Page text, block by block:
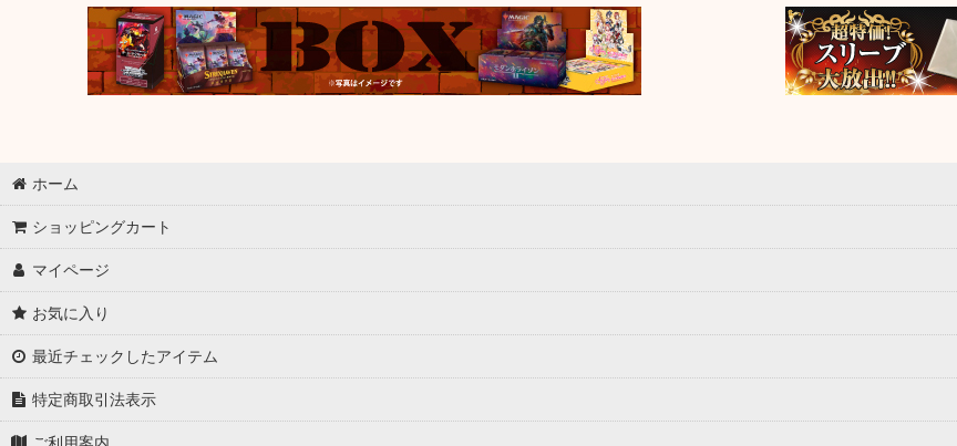
ホーム
ショッピングカート
マイページ
お気に入り
最近チェックしたアイテム
特定商取引法表示
ご利用案内